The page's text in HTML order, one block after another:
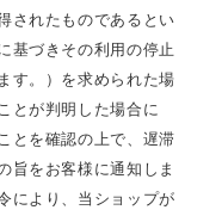
されたものであるとい
基づきその利用の停止
す。）を求められた場
とが判明した場合に
とを確認の上で、遅滞
旨をお客様に通知しま
により、当ショップが